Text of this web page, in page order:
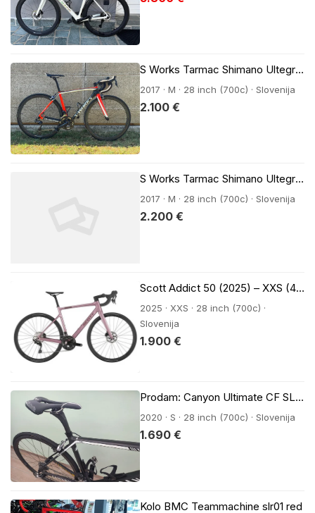
S Works Tarmac Shimano Ultegra Di2
2017 · M · 28 inch (700c) · Slovenija
2.100 €
S Works Tarmac Shimano Ultegra Di2
2017 · M · 28 inch (700c) · Slovenija
2.200 €
Scott Addict 50 (2025) – XXS (47) – Kot nov
2025 · XXS · 28 inch (700c) ·
Slovenija
1.900 €
Prodam: Canyon Ultimate CF SL (Velikost S, Letnik 2020) – SRAM Red eTap & Karbonski obroči
2020 · S · 28 inch (700c) · Slovenija
1.690 €
Kolo BMC Teammachine slr01 red